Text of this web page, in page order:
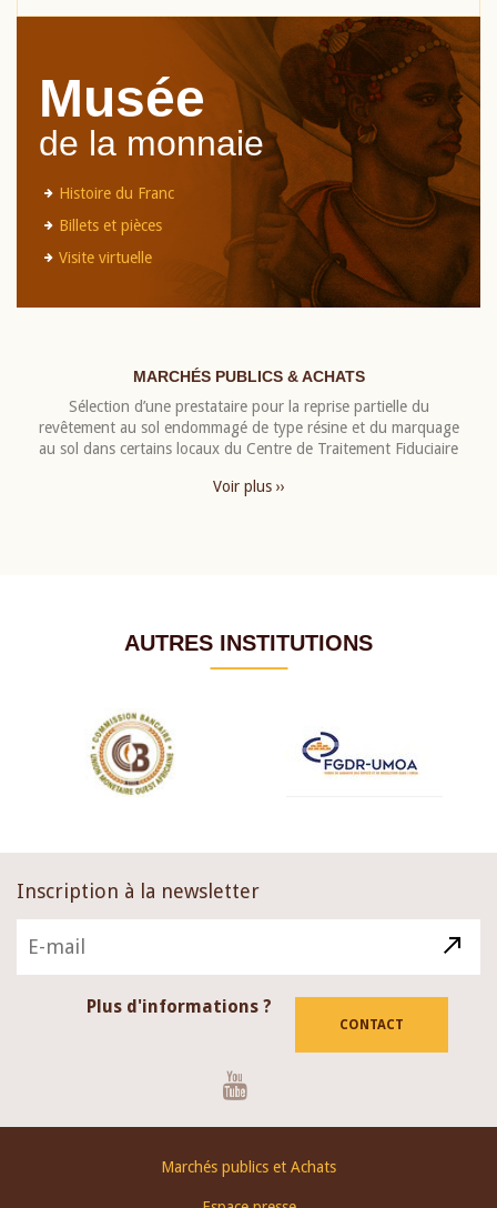
Musée
de la monnaie
Histoire du Franc
Billets et pièces
Visite virtuelle
MARCHÉS PUBLICS & ACHATS
Sélection d’une prestataire pour la reprise partielle du
revêtement au sol endommagé de type résine et du marquage
au sol dans certains locaux du Centre de Traitement Fiduciaire
Voir plus ››
AUTRES INSTITUTIONS
Inscription à la newsletter
Plus d'informations ?
CONTACT
Marchés publics et Achats